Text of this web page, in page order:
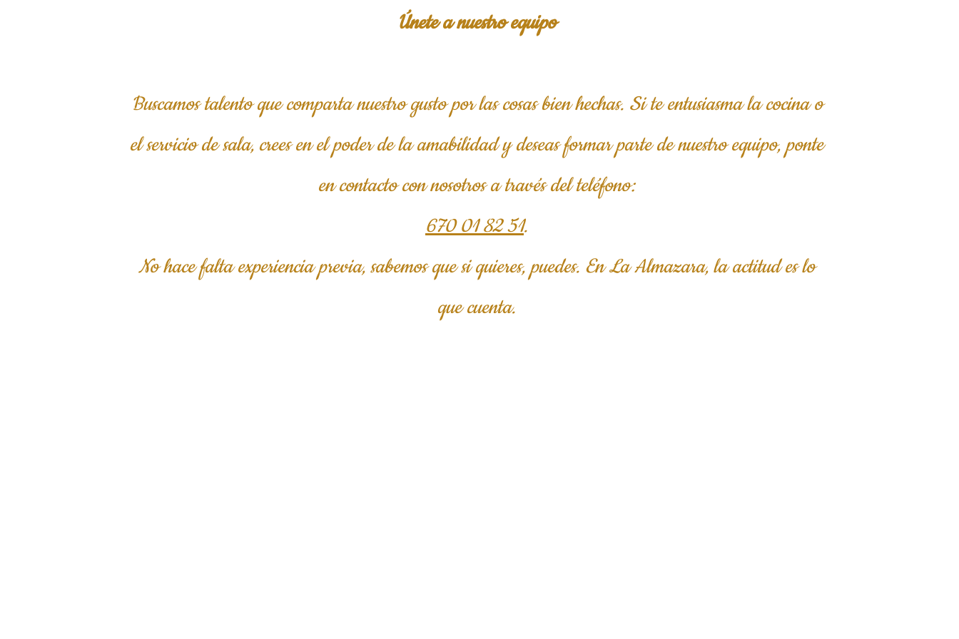
Únete a nuestro equipo
Buscamos talento que comparta nuestro gusto por las cosas bien hechas. Si te entusiasma la cocina o
el servicio de sala, crees en el poder de la amabilidad y deseas formar parte de nuestro equipo, ponte
en contacto con nosotros a través del teléfono:
670 01 82 51.
No hace falta experiencia previa, sabemos que si quieres, puedes. En La Almazara, la actitud es lo
que cuenta.